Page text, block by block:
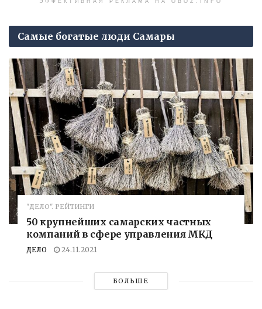
ЭФФЕКТИВНАЯ РЕКЛАМА НА OBOZ.INFO
Самые богатые люди Самары
"ДЕЛО". РЕЙТИНГИ
50 крупнейших самарских частных
компаний в сфере управления МКД
ДЕЛО 24.11.2021
БОЛЬШЕ